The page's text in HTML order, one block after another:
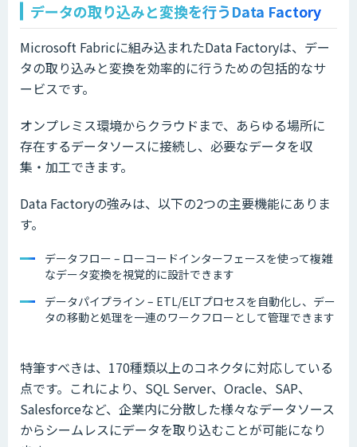
データの取り込みと変換を行うData Factory
Microsoft Fabricに組み込まれたData Factoryは、デー
タの取り込みと変換を効率的に行うための包括的なサ
ービスです。
オンプレミス環境からクラウドまで、あらゆる場所に
存在するデータソースに接続し、必要なデータを収
集・加工できます。
Data Factoryの強みは、以下の2つの主要機能にありま
す。
データフロー – ローコードインターフェースを使って複雑
なデータ変換を視覚的に設計できます
データパイプライン – ETL/ELTプロセスを自動化し、デー
タの移動と処理を一連のワークフローとして管理できます
特筆すべきは、170種類以上のコネクタに対応している
点です。これにより、SQL Server、Oracle、SAP、
Salesforceなど、企業内に分散した様々なデータソース
からシームレスにデータを取り込むことが可能になり